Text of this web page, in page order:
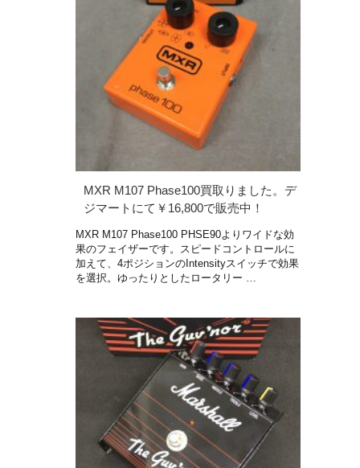
MXR M107 Phase100買取りました。デ
ジマートにて￥16,800で販売中！
MXR M107 Phase100 PHSE90よりワイドな効
果のフェイザーです。スピードコントロールに
加えて、4ポジションのIntensityスイッチで効果
を選択。ゆったりとしたロータリー …